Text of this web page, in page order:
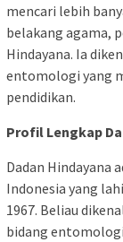
mencari lebih
belakang agama,
Hindayana. Ia
entomologi yang
pendidikan.
Profil Lengkap
Dadan Hindayana
Indonesia yang
1967. Beliau
bidang